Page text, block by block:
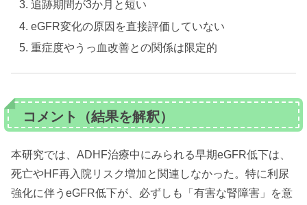
追跡期間が3か月と短い
eGFR変化の原因を直接評価していない
重症度やうっ血改善との関係は限定的
コメント（結果を解釈）
本研究では、ADHF治療中にみられる早期eGFR低下は、
死亡やHF再入院リスク増加と関連しなかった。特に利尿
強化に伴うeGFR低下が、必ずしも「有害な腎障害」を意